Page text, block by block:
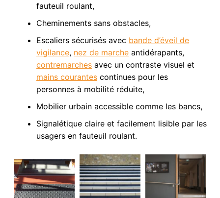
fauteuil roulant,
Cheminements sans obstacles,
Escaliers sécurisés avec bande d’éveil de
vigilance, nez de marcheantidérapants,
contremarchesavec un contraste visuel et
mains courantescontinues pour les
personnes à mobilité réduite,
Mobilier urbain accessible comme les bancs,
Signalétique claire et facilement lisible par les
usagers en fauteuil roulant.